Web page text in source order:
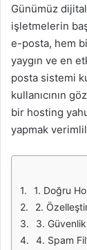
Günümüz
işletmelerin
e-posta, hem
yaygın ve en
posta sistemi
kullanıcının
bir hosting
yapmak
1. Doğru
2.
3. Güvenlik
4. Spam